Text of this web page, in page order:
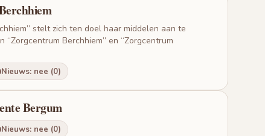
stelt zich ten doel haar middelen aan te
Berchhiem” en “Zorgcentrum
Nieuws: nee (0)
Bergum
Nieuws: nee (0)